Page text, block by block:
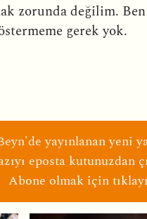
zorunda değilim.
gerek yok.
yayınlanan yeni
eposta kutunuzdan
Abone olmak için